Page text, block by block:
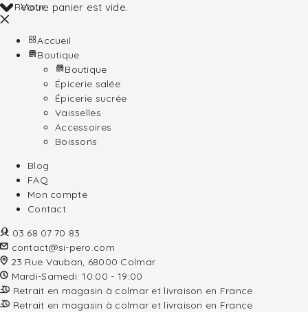
Votre panier est vide.
Retour
Accueil
Boutique
Boutique
Épicerie salée
Épicerie sucrée
Vaisselles
Accessoires
Boissons
Blog
FAQ
Mon compte
Contact
03 68 07 70 83
contact@si-pero.com
23 Rue Vauban, 68000 Colmar
Mardi-Samedi: 10:00 - 19:00
Retrait en magasin à colmar et livraison en France
Retrait en magasin à colmar et livraison en France